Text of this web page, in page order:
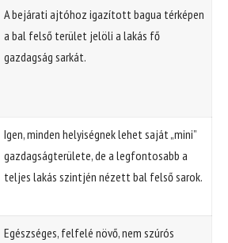
A bejárati ajtóhoz igazított bagua térképen
a bal felső terület jelöli a lakás fő
gazdagság sarkát.
Igen, minden helyiségnek lehet saját „mini”
gazdagságterülete, de a legfontosabb a
teljes lakás szintjén nézett bal felső sarok.
Egészséges, felfelé növő, nem szúrós